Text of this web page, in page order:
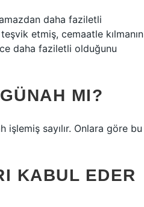
daha faziletli
etmiş, cemaatle kılmanın
daha faziletli olduğunu
MI?
sayılır. Onlara göre bu
KABUL EDER